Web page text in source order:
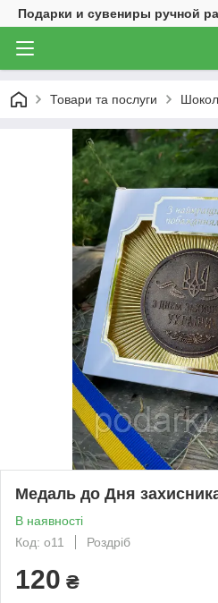
Подарки и сувениры ручной
Товари та послуги
Медаль до Дня
В наявності
Код: o11
Роздріб
120 ₴